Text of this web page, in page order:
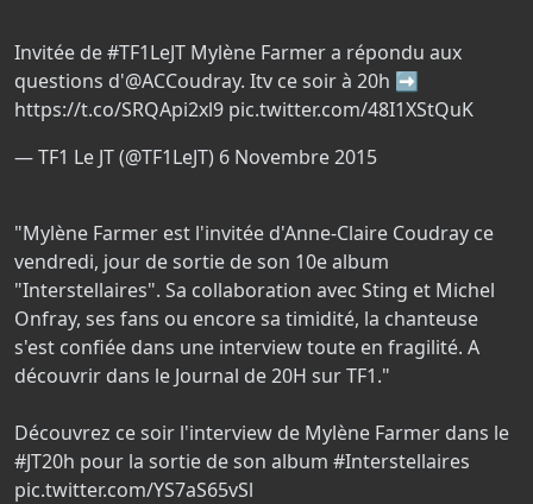
Invitée de#TF1LeJT Mylène Farmer a répondu aux
questions d'@ACCoudray. Itv ce soir à 20h ➡
https://t.co/SRQApi2xl9 pic.twitter.com/48I1XStQuK
— TF1 Le JT (@TF1LeJT) 6 Novembre 2015
"Mylène Farmer est l'invitée d'Anne-Claire Coudray ce
vendredi, jour de sortie de son 10e album
"Interstellaires". Sa collaboration avec Sting et Michel
Onfray, ses fans ou encore sa timidité, la chanteuse
s'est confiée dans une interview toute en fragilité. A
découvrir dans le Journal de 20H sur TF1."
Découvrez ce soir l'interview de Mylène Farmer dans le
#JT20h pour la sortie de son album #Interstellaires
pic.twitter.com/YS7aS65vSl